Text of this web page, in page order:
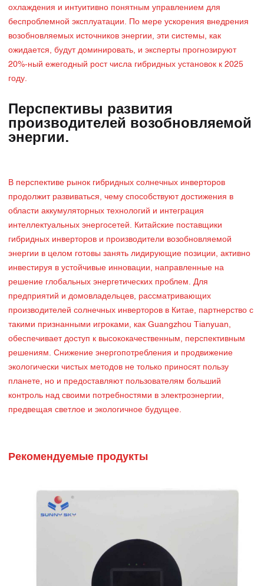
охлаждения и интуитивно понятным управлением для
беспроблемной эксплуатации. По мере ускорения внедрения
возобновляемых источников энергии, эти системы, как
ожидается, будут доминировать, и эксперты прогнозируют
20%-ный ежегодный рост числа гибридных установок к 2025
году.
Перспективы развития
производителей возобновляемой
энергии.
В перспективе рынок гибридных солнечных инверторов
продолжит развиваться, чему способствуют достижения в
области аккумуляторных технологий и интеграция
интеллектуальных энергосетей. Китайские поставщики
гибридных инверторов и производители возобновляемой
энергии в целом готовы занять лидирующие позиции, активно
инвестируя в устойчивые инновации, направленные на
решение глобальных энергетических проблем. Для
предприятий и домовладельцев, рассматривающих
производителей солнечных инверторов в Китае, партнерство с
такими признанными игроками, как Guangzhou Tianyuan,
обеспечивает доступ к высококачественным, перспективным
решениям. Снижение энергопотребления и продвижение
экологически чистых методов не только приносят пользу
планете, но и предоставляют пользователям больший
контроль над своими потребностями в электроэнергии,
предвещая светлое и экологичное будущее.
Рекомендуемые продукты